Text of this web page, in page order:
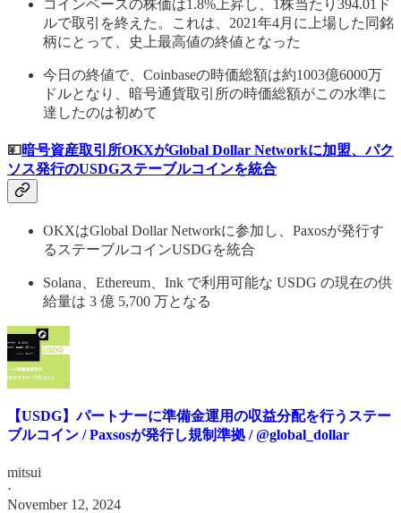
コインベースの株価は1.8%上昇し、1株当たり394.01ド
ルで取引を終えた。これは、2021年4月に上場した同銘
柄にとって、史上最高値の終値となった
今日の終値で、Coinbaseの時価総額は約1003億6000万
ドルとなり、暗号通貨取引所の時価総額がこの水準に
達したのは初めて
💴暗号資産取引所OKXがGlobal Dollar Networkに加盟、パク
ソス発行のUSDGステーブルコインを統合
OKXはGlobal Dollar Networkに参加し、Paxosが発行す
るステーブルコインUSDGを統合
Solana、Ethereum、Ink で利用可能な USDG の現在の供
給量は 3 億 5,700 万となる
【USDG】パートナーに準備金運用の収益分配を行うステー
ブルコイン / Paxsosが発行し規制準拠 / @global_dollar
mitsui
·
November 12, 2024